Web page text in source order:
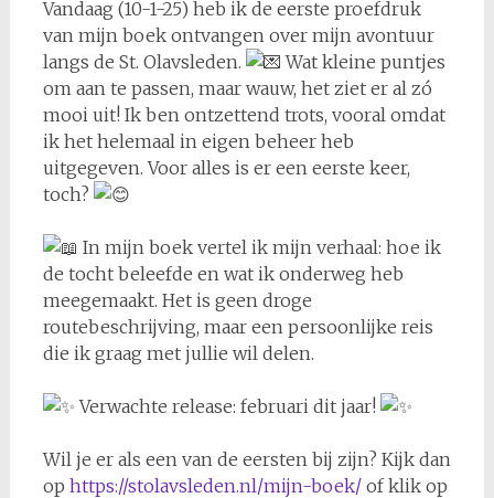
Vandaag (10-1-25) heb ik de eerste proefdruk
van mijn boek ontvangen over mijn avontuur
langs de St. Olavsleden.
Wat kleine puntjes
om aan te passen, maar wauw, het ziet er al zó
mooi uit! Ik ben ontzettend trots, vooral omdat
ik het helemaal in eigen beheer heb
uitgegeven. Voor alles is er een eerste keer,
toch?
In mijn boek vertel ik mijn verhaal: hoe ik
de tocht beleefde en wat ik onderweg heb
meegemaakt. Het is geen droge
routebeschrijving, maar een persoonlijke reis
die ik graag met jullie wil delen.
Verwachte release: februari dit jaar!
Wil je er als een van de eersten bij zijn? Kijk dan
op https://stolavsleden.nl/mijn-boek/of klik op